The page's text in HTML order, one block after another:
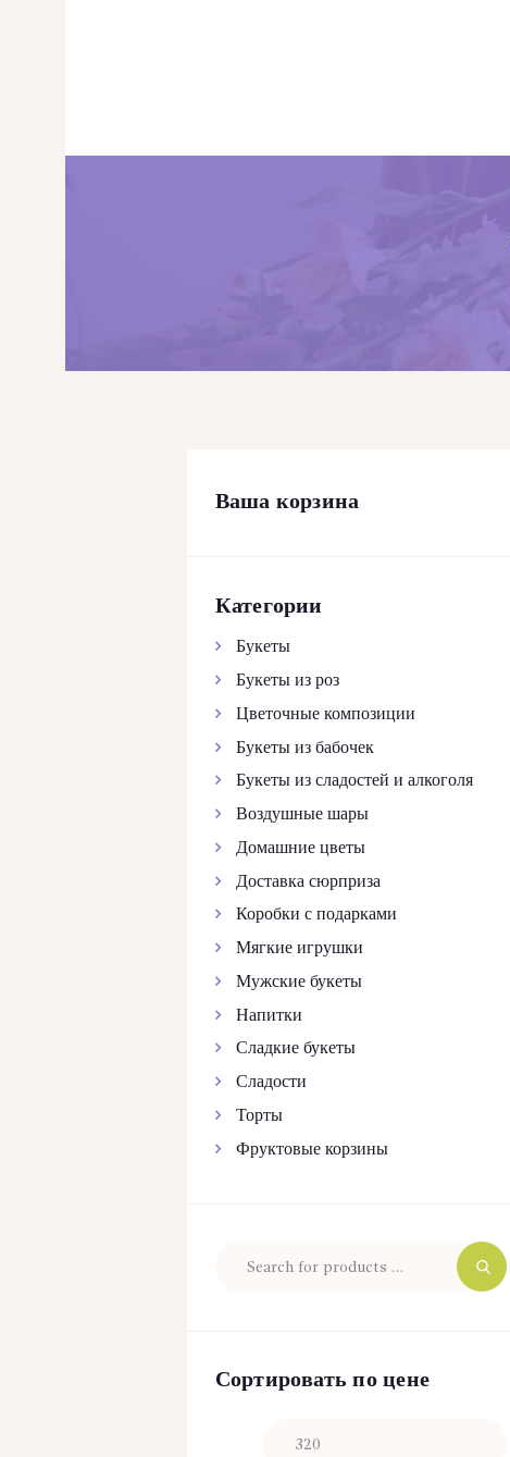
КОНТАКТЫВаша корзина
Категории
Букеты
Букеты из роз
Цветочные композиции
Букеты из бабочек
Букеты из сладостей и алкоголя
Воздушные шары
Домашние цветы
Доставка сюрприза
Коробки с подарками
Мягкие игрушки
Мужские букеты
Напитки
Сладкие букеты
Сладости
Торты
Фруктовые корзины
Сортировать по цене